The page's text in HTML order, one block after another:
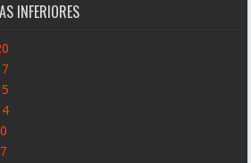
INFERIORES